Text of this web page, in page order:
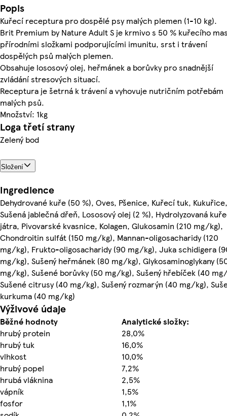
Popis
Kuřecí receptura pro dospělé psy malých plemen (1-10 kg).
Brit Premium by Nature Adult S je krmivo s 50 % kuřecího
přírodními složkami podporujícími imunitu, srst i trávení
dospělých psů malých plemen.
Obsahuje lososový olej, heřmánek a borůvky pro snadnější
zvládání stresových situací.
Receptura je šetrná k trávení a vyhovuje nutričním potřebám
malých psů.
Množství: 1kg
Loga třetí strany
Zelený bod
Složení
Ingredience
Dehydrované kuře (50 %), Oves, Pšenice, Kuřecí tuk, Kukuřice,
Sušená jablečná dřeň, Lososový olej (2 %), Hydrolyzovaná
játra, Pivovarské kvasnice, Kolagen, Glukosamin (210 mg/kg),
Chondroitin sulfát (150 mg/kg), Mannan-oligosacharidy (120
mg/kg), Frukto-oligosacharidy (90 mg/kg), Juka schidigera
mg/kg), Sušený heřmánek (80 mg/kg), Glykosaminoglykany
mg/kg), Sušené borůvky (50 mg/kg), Sušený hřebíček (40
Sušené citrusy (40 mg/kg), Sušený rozmarýn (40 mg/kg),
kurkuma (40 mg/kg)
Výživové údaje
Běžné hodnoty
Analytické složky:
hrubý protein
28,0%
hrubý tuk
16,0%
vlhkost
10,0%
hrubý popel
7,2%
hrubá vláknina
2,5%
vápník
1,5%
fosfor
1,1%